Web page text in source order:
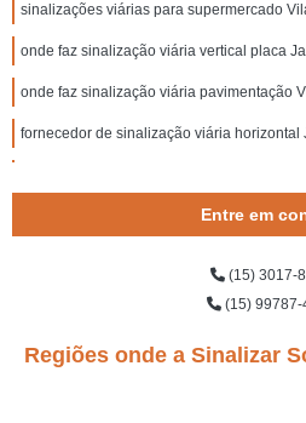
sinalizações viárias para supermercado
onde faz sinalização viária vertical placa
onde faz sinalização viária pavimentação
fornecedor de sinalização viária horizontal
sinalização viária para supermercado
sinalizações viárias pavimentação Jardim
Entre em
(15) 3017-
(15) 99787-
Regiões onde a Sinalizar